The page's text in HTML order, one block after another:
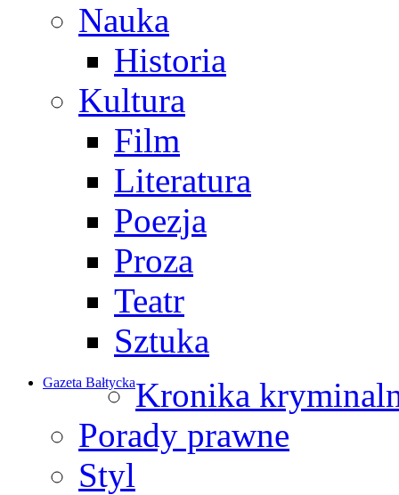
Nauka
Historia
Kultura
Film
Literatura
Poezja
Proza
Teatr
Sztuka
Gazeta BałtyckaKronika
Porady prawne
Styl